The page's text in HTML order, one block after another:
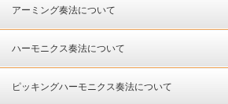
アーミング奏法について
ハーモニクス奏法について
ピッキングハーモニクス奏法について